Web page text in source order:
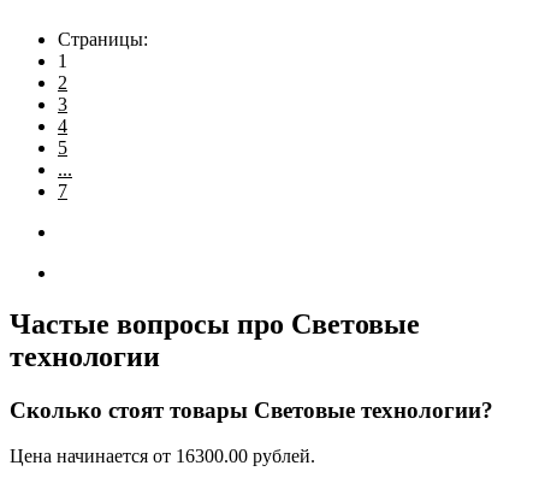
Страницы:
1
2
3
4
5
...
7
Частые вопросы про Световые
технологии
Сколько стоят товары Световые технологии?
Цена начинается от 16300.00 рублей.